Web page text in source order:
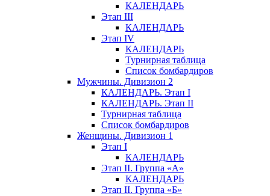
КАЛЕНДАРЬ
Этап III
КАЛЕНДАРЬ
Этап IV
КАЛЕНДАРЬ
Турнирная таблица
Список бомбардиров
Мужчины. Дивизион 2
КАЛЕНДАРЬ. Этап I
КАЛЕНДАРЬ. Этап II
Турнирная таблица
Список бомбардиров
Женщины. Дивизион 1
Этап I
КАЛЕНДАРЬ
Этап II. Группа «А»
КАЛЕНДАРЬ
Этап II. Группа «Б»